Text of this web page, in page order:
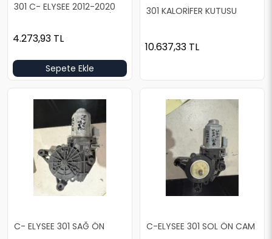
301 C- ELYSEE 2012-2020
MODEL ARASI MANUEL VİTES
4.273,93 TL
Sepete Ekle
301 KALORİFER KUTUSU
10.637,33 TL
C- ELYSEE 301 SAĞ ÖN
C-ELYSEE 301 SOL ÖN CAM